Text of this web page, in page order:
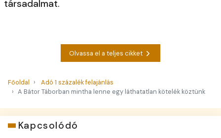
társadalmat.
Olvassa el a teljes cikket
Főoldal
Adó 1 százalék felajánlás
A Bátor Táborban mintha lenne egy láthatatlan kötelék köztünk
Kapcsolódó